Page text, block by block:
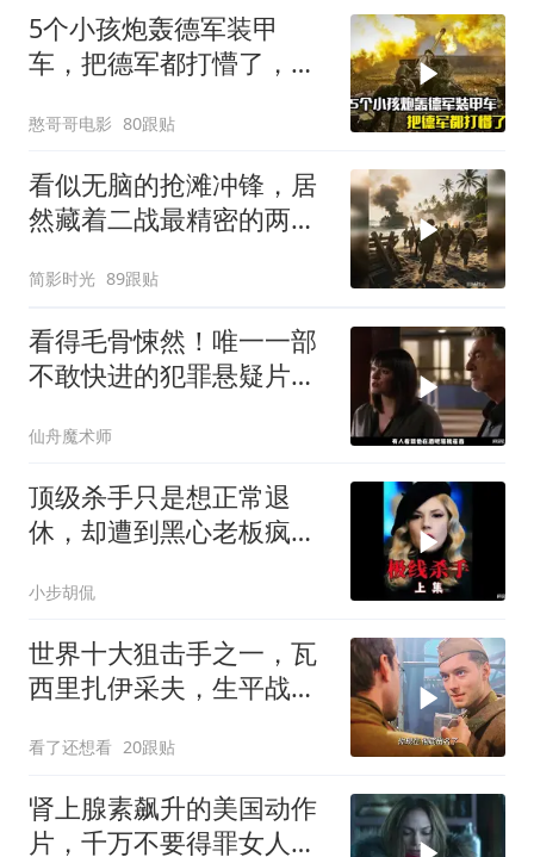
5个小孩炮轰德军装甲
车，把德军都打懵了，战
憨哥哥电影 80跟贴
看似无脑的抢滩冲锋，居
然藏着二战最精密的两栖
简影时光 89跟贴
看得毛骨悚然！唯一一部
不敢快进的犯罪悬疑片，
仙舟魔术师
顶级杀手只是想正常退
休，却遭到黑心老板疯狂
小步胡侃
世界十大狙击手之一，瓦
西里扎伊采夫，生平战绩
看了还想看 20跟贴
肾上腺素飙升的美国动作
片，千万不要得罪女人，